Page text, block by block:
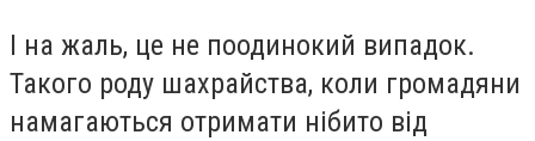
І на жаль, це не поодинокий випадок.
Такого роду шахрайства, коли громадяни
намагаються отримати нібито від